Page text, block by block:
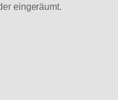
eingeräumt.